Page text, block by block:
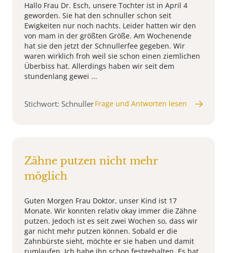
Hallo Frau Dr. Esch, unsere Tochter ist in April 4
geworden. Sie hat den schnuller schon seit
Ewigkeiten nur noch nachts. Leider hatten wir den
von mam in der größten Größe. Am Wochenende
hat sie den jetzt der Schnullerfee gegeben. Wir
waren wirklich froh weil sie schon einen ziemlichen
Überbiss hat. Allerdings haben wir seit dem
stundenlang gewei ...
Stichwort: SchnullerFrage und Antworten lesen
Zähne putzen nicht mehr
möglich
Guten Morgen Frau Doktor, unser Kind ist 17
Monate. Wir konnten relativ okay immer die Zähne
putzen. Jedoch ist es seit zwei Wochen so, dass wir
gar nicht mehr putzen können. Sobald er die
Zahnbürste sieht, möchte er sie haben und damit